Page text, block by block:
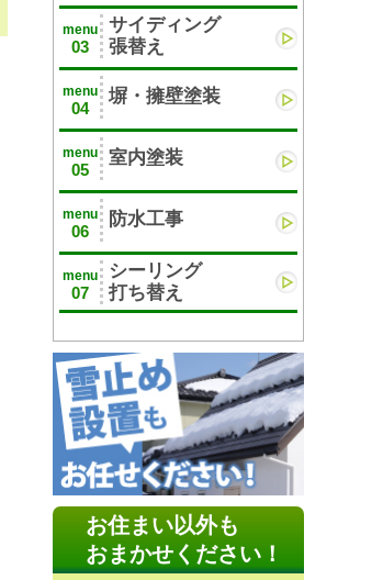
menu
03
サイディング
張替え
menu
04
塀・擁壁塗装
menu
05
室内塗装
menu
06
防水工事
menu
07
シーリング
打ち替え
お住まい以外も
おまかせください！